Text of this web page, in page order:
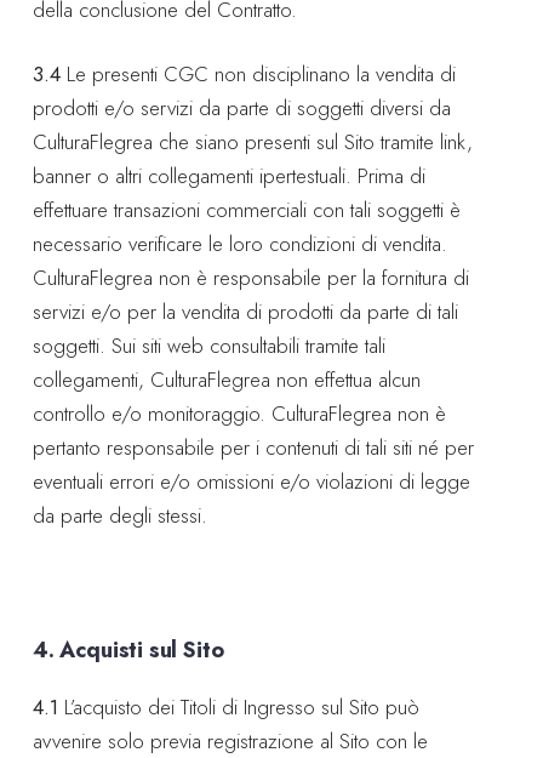
della conclusione del Contratto.
3.4 Le presenti CGC non disciplinano la vendita di
prodotti e/o servizi da parte di soggetti diversi da
CulturaFlegrea che siano presenti sul Sito tramite link,
banner o altri collegamenti ipertestuali. Prima di
effettuare transazioni commerciali con tali soggetti è
necessario verificare le loro condizioni di vendita.
CulturaFlegrea non è responsabile per la fornitura di
servizi e/o per la vendita di prodotti da parte di tali
soggetti. Sui siti web consultabili tramite tali
collegamenti, CulturaFlegrea non effettua alcun
controllo e/o monitoraggio. CulturaFlegrea non è
pertanto responsabile per i contenuti di tali siti né per
eventuali errori e/o omissioni e/o violazioni di legge
da parte degli stessi.
4. Acquisti sul Sito
4.1 L’acquisto dei Titoli di Ingresso sul Sito può
avvenire solo previa registrazione al Sito con le